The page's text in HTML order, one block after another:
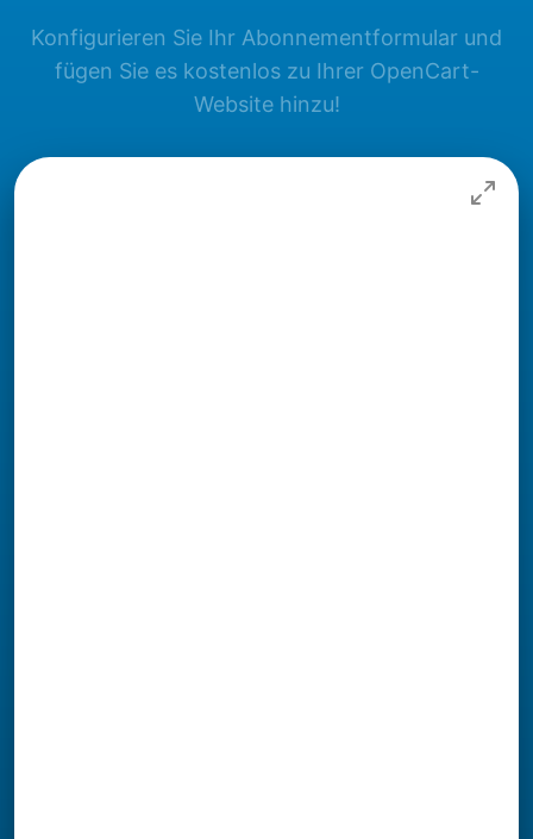
Konfigurieren Sie Ihr Abonnementformular und
fügen Sie es kostenlos zu Ihrer OpenCart-
Website hinzu!